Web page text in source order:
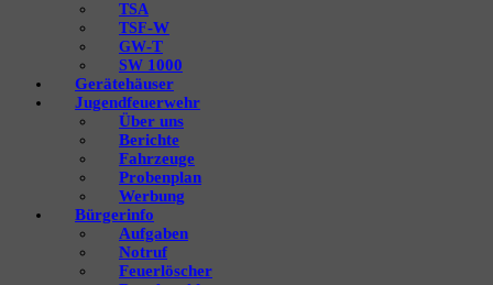
TSA
TSF‑W
GW‑T
SW 1000
Gerätehäuser
Jugendfeuerwehr
Über uns
Berichte
Fahrzeuge
Probenplan
Werbung
Bürgerinfo
Aufgaben
Notruf
Feuerlöscher